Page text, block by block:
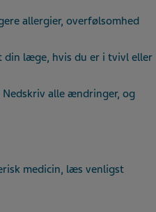
allergier, overfølsomhed
din læge, hvis du er i tvivl eller
Nedskriv alle ændringer, og
medicin, læs venligst